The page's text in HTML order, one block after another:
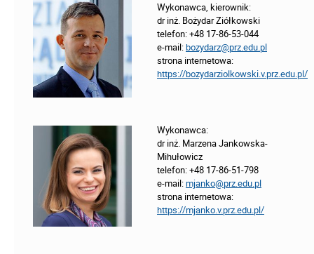
Wykonawca, kierownik:
dr inż. Bożydar Ziółkowski
telefon: +48 17-86-53-044
e-mail:bozydarz@prz.edu.pl
strona internetowa:
https://bozydarziolkowski.v.prz.edu.pl/
Wykonawca:
dr inż. Marzena Jankowska-
Mihułowicz
telefon: +48 17-86-51-798
e-mail:mjanko@prz.edu.pl
strona internetowa:
https://mjanko.v.prz.edu.pl/